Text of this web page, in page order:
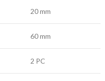
20 mm
60 mm
2 PC